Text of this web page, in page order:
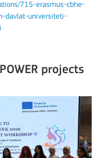
715-erasmus-cbhe-
davlat-universiteti-
projects